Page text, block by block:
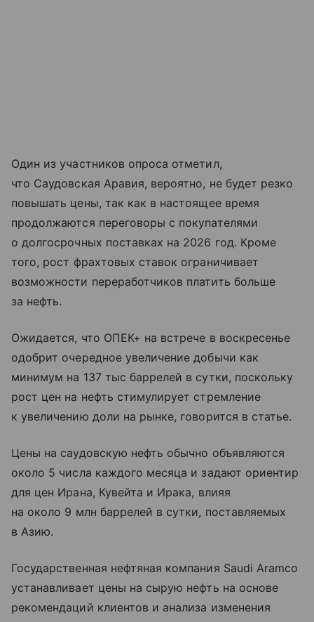
Один из участников опроса отметил,
что Саудовская Аравия, вероятно, не будет резко
повышать цены, так как в настоящее время
продолжаются переговоры с покупателями
о долгосрочных поставках на 2026 год. Кроме
того, рост фрахтовых ставок ограничивает
возможности переработчиков платить больше
за нефть.
Ожидается, что ОПЕК+ на встрече в воскресенье
одобрит очередное увеличение добычи как
минимум на 137 тыс баррелей в сутки, поскольку
рост цен на нефть стимулирует стремление
к увеличению доли на рынке, говорится в статье.
Цены на саудовскую нефть обычно объявляются
около 5 числа каждого месяца и задают ориентир
для цен Ирана, Кувейта и Ирака, влияя
на около 9 млн баррелей в сутки, поставляемых
в Азию.
Государственная нефтяная компания Saudi Aramco
устанавливает цены на сырую нефть на основе
рекомендаций клиентов и анализа изменения